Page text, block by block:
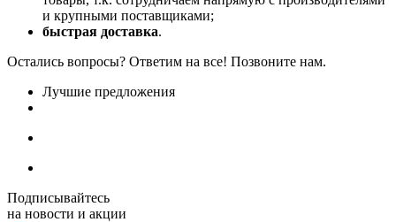
и крупными поставщиками;
быстрая доставка.
Остались вопросы? Ответим на все! Позвоните нам.
Лучшие предложения
Подписывайтесь
на новости и акции